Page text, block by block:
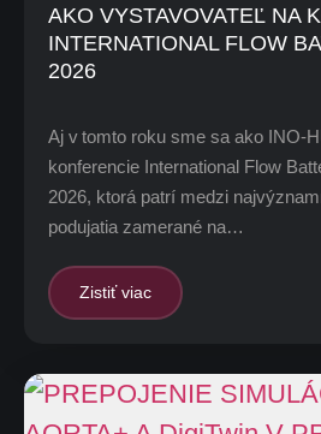
AKO VYSTAVOVATEĽ NA
INTERNATIONAL FLOW
2026
Aj v tomto roku sme sa ako INO-
konferencie International Flow
2026, ktorá patrí medzi
podujatia zamerané na…
Zistiť viac